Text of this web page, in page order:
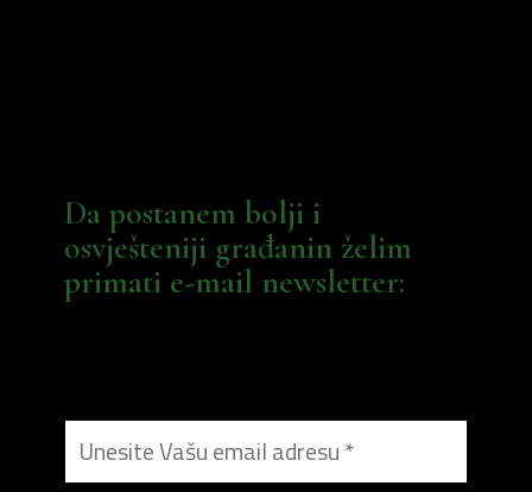
Da postanem bolji i
osvješteniji građanin želim
primati e-mail newsletter: